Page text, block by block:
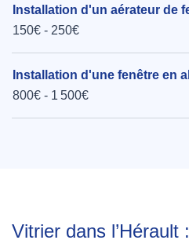
Installation d'un aérateur de
150€ - 250€
Installation d'une fenêtre en
800€ - 1 500€
Vitrier dans l’Hérault